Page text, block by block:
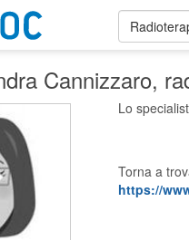
Cannizzaro,
Lo
Torna a
https://